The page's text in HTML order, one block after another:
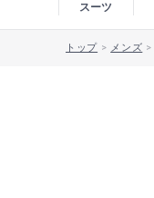
スーツ
トップ > メンズ >